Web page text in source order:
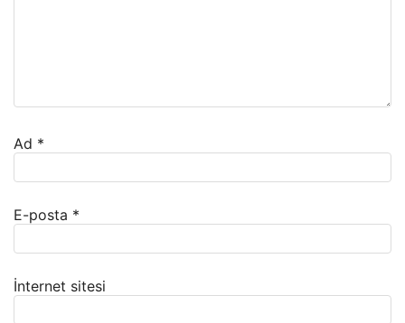
Ad *
E-posta *
İnternet sitesi